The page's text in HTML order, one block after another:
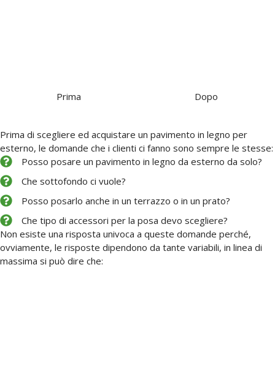
Prima Dopo
Prima di scegliere ed acquistare un pavimento in legno per
esterno, le domande che i clienti ci fanno sono sempre le stesse:
Posso posare un pavimento in legno da esterno da solo?
Che sottofondo ci vuole?
Posso posarlo anche in un terrazzo o in un prato?
Che tipo di accessori per la posa devo scegliere?
Non esiste una risposta univoca a queste domande perché,
ovviamente, le risposte dipendono da tante variabili, in linea di
massima si può dire che: